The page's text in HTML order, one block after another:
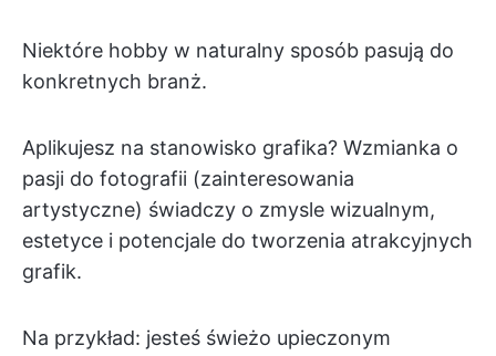
Niektóre hobby w naturalny sposób pasują do
konkretnych branż.
Aplikujesz na stanowisko grafika? Wzmianka o
pasji do fotografii (zainteresowania
artystyczne) świadczy o zmysle wizualnym,
estetyce i potencjale do tworzenia atrakcyjnych
grafik.
Na przykład: jesteś świeżo upieczonym